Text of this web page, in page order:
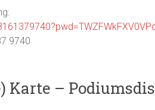
9740
Karte –